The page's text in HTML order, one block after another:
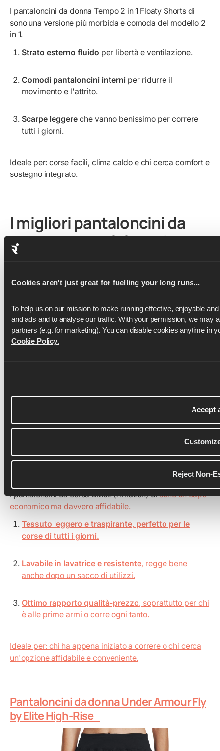
Cookies aren't just great for fuelling your long runs...
To help us on our mission to make running effective, enjoyable
and ads and to analyse our traffic. With your permission, we may
Cookie Policy.
Accept
Reject Non-
I pantaloncini da donna Tempo 2 in 1 Floaty Shorts di
sono una versione più morbida e comoda del modello 2
in 1.
Strato esterno fluido per libertà e ventilazione.
Comodi pantaloncini interni per ridurre il
movimento e l'attrito.
Scarpe leggere che vanno benissimo per correre
tutti i giorni.
Ideale per: corse facili, clima caldo e chi cerca comfort e
sostegno integrato.
I migliori pantaloncini da
corsa economici per donna
I pantaloncini da corsa di qualità non devono per forza
economico, ci sono un sacco di opzioni affidabili che
offrono comfort, resistenza e prestazioni senza
spendere troppo.
I pantaloncini da corsa BMJL (Amazon) disono un capo
economico ma davvero affidabile.
Tessuto leggero e traspirante, perfetto per le
corse di tutti i giorni.
Lavabile in lavatrice e resistente, regge bene
anche dopo un sacco di utilizzi.
Ottimo rapporto qualità-prezzo, soprattutto per chi
è alle prime armi o corre ogni tanto.
Ideale per: chi ha appena iniziato a correre o chi cerca
un'opzione affidabile e conveniente.
Pantaloncini da donna Under Armour Fly
by Elite High-Rise